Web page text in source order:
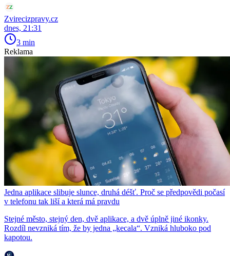
Zvirecizpravy.cz
dnes, 21:31
3 min
Reklama
Jedna aplikace slibuje slunce, druhá déšť. Proč se předpovědi počasí
v telefonu tak liší a která má pravdu
Stejné město, stejný den, dvě aplikace, a dvě úplně jiné ikonky.
Rozdíl nevzniká tím, že by jedna „kecala“. Vzniká hluboko pod
kapotou.